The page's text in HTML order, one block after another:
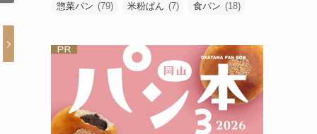
惣菜パン (79) 米粉ぱん (7) 食パン (18)